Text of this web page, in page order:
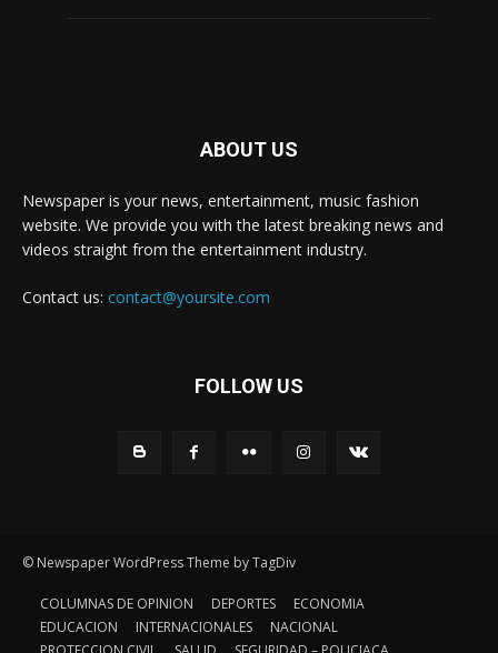
ABOUT US
Newspaper is your news, entertainment, music fashion
website. We provide you with the latest breaking news and
videos straight from the entertainment industry.
Contact us: contact@yoursite.com
FOLLOW US
© Newspaper WordPress Theme by TagDiv
COLUMNAS DE OPINION DEPORTES
ECONOMIA
EDUCACION
INTERNACIONALES
NACIONAL